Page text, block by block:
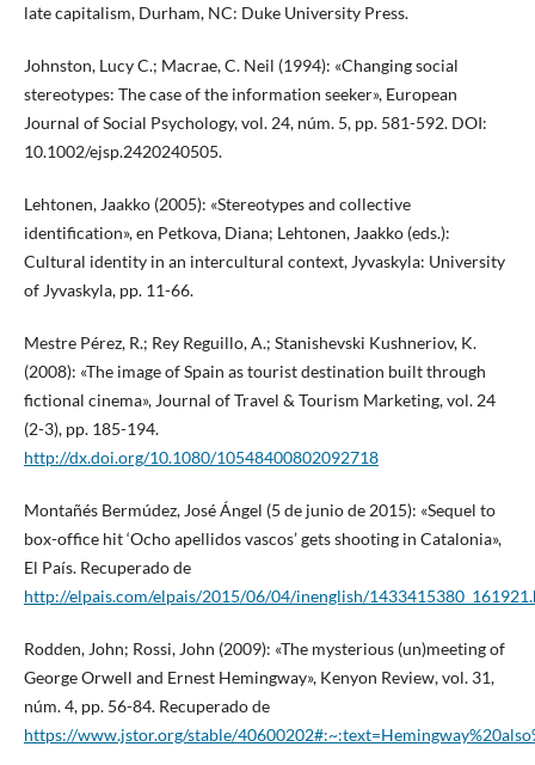
late capitalism, Durham, NC: Duke University Press.
Johnston, Lucy C.; Macrae, C. Neil (1994): «Changing social
stereotypes: The case of the information seeker», European
Journal of Social Psychology, vol. 24, núm. 5, pp. 581-592. DOI:
10.1002/ejsp.2420240505.
Lehtonen, Jaakko (2005): «Stereotypes and collective
identification», en Petkova, Diana; Lehtonen, Jaakko (eds.):
Cultural identity in an intercultural context, Jyvaskyla: University
of Jyvaskyla, pp. 11-66.
Mestre Pérez, R.; Rey Reguillo, A.; Stanishevski Kushneriov, K.
(2008): «The image of Spain as tourist destination built through
fictional cinema», Journal of Travel & Tourism Marketing, vol. 24
(2-3), pp. 185-194.
http://dx.doi.org/10.1080/10548400802092718
Montañés Bermúdez, José Ángel (5 de junio de 2015): «Sequel to
box-office hit ‘Ocho apellidos vascos’ gets shooting in Catalonia»,
El País. Recuperado de
http://elpais.com/elpais/2015/06/04/inenglish/
Rodden, John; Rossi, John (2009): «The mysterious (un)meeting of
George Orwell and Ernest Hemingway», Kenyon Review, vol. 31,
núm. 4, pp. 56-84. Recuperado de
https://www.jstor.org/stable/